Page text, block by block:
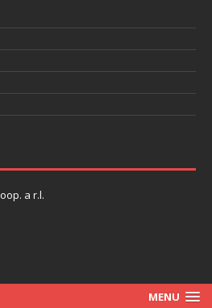
a r.l.
MENU